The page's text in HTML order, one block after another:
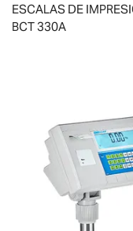
ESCALAS DE
BCT 330A